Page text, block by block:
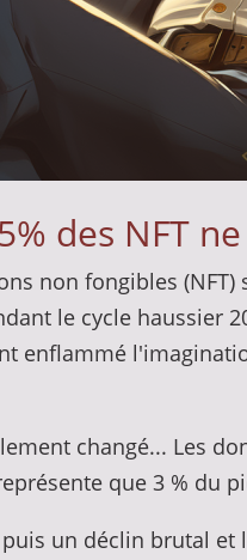
des NFT
non fongibles
le cycle haussier
enflammé
changé... Les
que 3 % du
un déclin brutal